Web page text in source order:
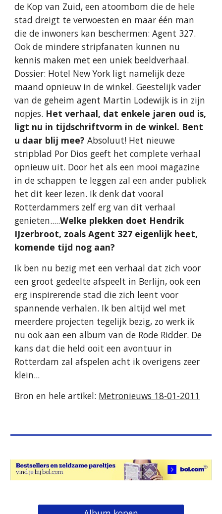
de Kop van Zuid, een atoombom die de hele
stad dreigt te verwoesten en maar één man
die de inwoners kan beschermen: Agent 327.
Ook de mindere stripfanaten kunnen nu
kennis ma­ken met een uniek beeldverhaal.
Dossier: Hotel New York ligt na­melijk deze
maand opnieuw in de winkel. Geestelijk vader
van de geheim agent Martin Lodewijk is in zijn
nopjes. Het verhaal, dat enkele jaren oud is,
ligt nu in tijdschriftvorm in de winkel. Bent
u daar blij mee? Absoluut! Het nieuwe
stripblad Por Dios geeft het complete verhaal
opnieuw uit. Door het als een mooi magazine
in de schappen te leggen zal een ander publiek
het dit keer lezen. Ik denk dat vooral
Rotterdammers zelf erg van dit verhaal
genieten.....Welke plekken doet Hendrik
IJzerbroot, zoals Agent 327 eigenlijk heet,
komende tijd nog aan?
Ik ben nu bezig met een verhaal dat zich voor
een groot gedeelte afspeelt in Berlijn, ook een
erg inspirerende stad die zich leent voor
spannende verhalen. Ik ben altijd wel met
meerdere projecten tegelijk bezig, zo werk ik
nu ook aan een album van de Rode Ridder. De
kans dat die held ooit een avontuur in
Rotterdam zal afspelen acht ik overigens zeer
klein...
Bron en hele artikel: Metronieuws 18-01-2011